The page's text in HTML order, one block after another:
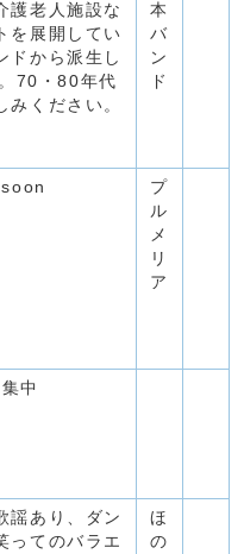
護老人施設な
を展開してい
ドから派生し
70・80年代
みください。
本
バ
ン
ド
プ
ル
メ
リ
ア
中
謡あり、ダン
ってのバラエ
ほ
の